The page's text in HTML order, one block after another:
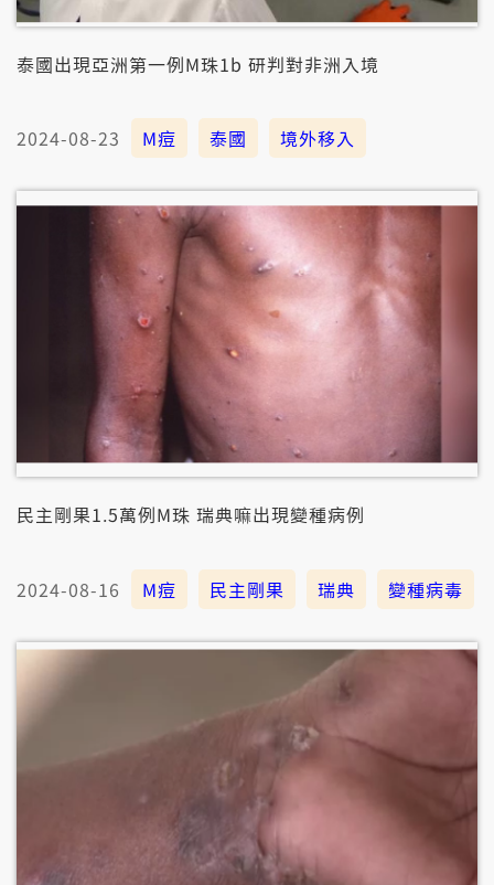
泰國出現亞洲第一例M珠1b 研判對非洲入境
2024-08-23 M痘 泰國 境外移入
民主剛果1.5萬例M珠 瑞典嘛出現變種病例
2024-08-16 M痘 民主剛果 瑞典 變種病毒